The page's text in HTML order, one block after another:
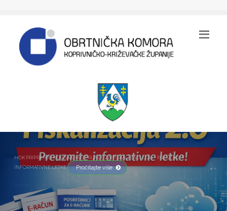
HOK PRIPREMIO KORISNE MATERIJALE ZA FISKALIZACIJU 2.0 – PREUZMITE
INFORMATIVNE LETKE
Pročitajte više